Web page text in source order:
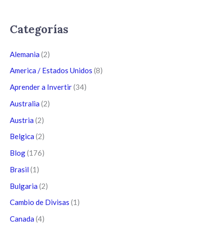
Categorías
Alemania (2)
America / Estados Unidos (8)
Aprender a Invertir(34)
Australia (2)
Austria (2)
Belgica (2)
Blog(176)
Brasil (1)
Bulgaria (2)
Cambio de Divisas (1)
Canada (4)